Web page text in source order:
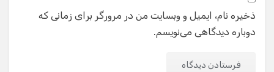
ذخیره نام، ایمیل و وبسایت من در مرورگر برای زمانی که
دوباره دیدگاهی می‌نویسم.